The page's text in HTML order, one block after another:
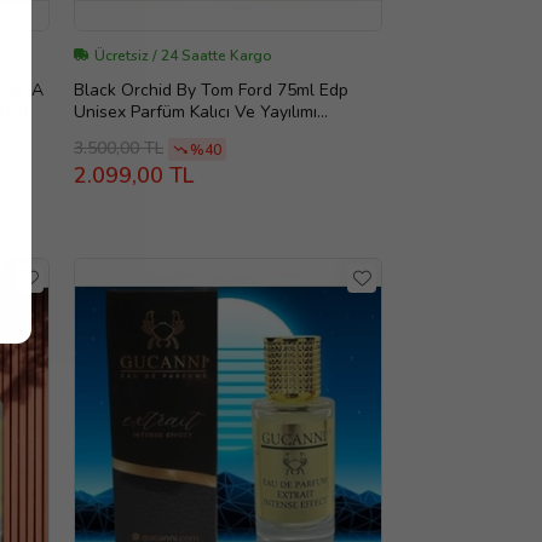
Ücretsiz / 24 Saatte Kargo
Black Orchid By Tom Ford 75ml Edp
Unisex Parfüm Kalıcı Ve Yayılımı
3.500,00 TL %40
2.099,00 TL